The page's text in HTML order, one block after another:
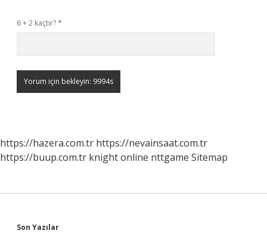
6 + 2 kaçtır?*
https://hazera.com.tr https://nevainsaat.com.tr
https://buup.com.tr knight online nttgame Sitemap
Sidebar
Son Yazılar